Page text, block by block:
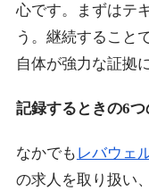
心です。まずはテ
う。継続すること
自体が強力な証拠
記録するときの6つ
なかでも レバウェ
の求人を取り扱い